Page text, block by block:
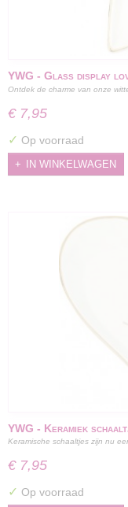
YWG - Glass display
Ontdek de charme van onze
€ 7,95
✓ Op voorraad
IN WINKELWAGEN
YWG - Keramiek
- 10 x 9.2 x 1.5 cm
Keramische schaaltjes zijn nu
€ 7,95
✓ Op voorraad